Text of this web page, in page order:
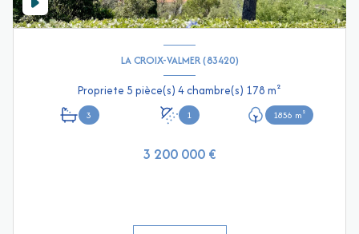
LA CROIX-VALMER (83420)
Propriete 5 pièce(s) 4 chambre(s) 178 m²
3 1 1856 m²
3 200 000 €